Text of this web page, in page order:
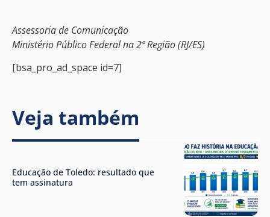
Assessoria de Comunicação
Ministério Público Federal na 2ª Região (RJ/ES)
[bsa_pro_ad_space id=7]
Veja também
Educação de Toledo: resultado que
tem assinatura